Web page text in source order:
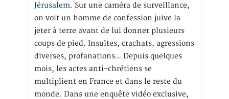
Jérusalem. Sur une caméra de surveillance,
on voit un homme de confession juive la
jeter à terre avant de lui donner plusieurs
coups de pied. Insultes, crachats, agressions
diverses, profanations… Depuis quelques
mois, les actes anti-chrétiens se
multiplient en France et dans le reste du
monde. Dans une enquête vidéo exclusive,